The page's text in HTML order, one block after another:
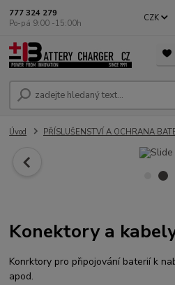
CZK
777 324 279
Po-pá 9:00 -15:00h
Úvod PŘÍSLUŠENSTVÍ A OCHRANA
Konektory a
Konrktory pro připojování baterií k
apod.